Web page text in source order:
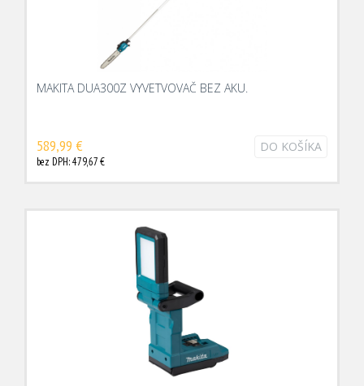
MAKITA DUA300Z VYVETVOVAČ BEZ AKU.
589,99 €
bez DPH: 479,67 €
DO KOŠÍKA